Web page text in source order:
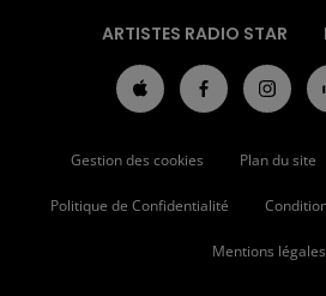
ARTISTES RADIO STAR
Gestion des cookies Plan du site
Politique de Confidentialité
Mentions légales